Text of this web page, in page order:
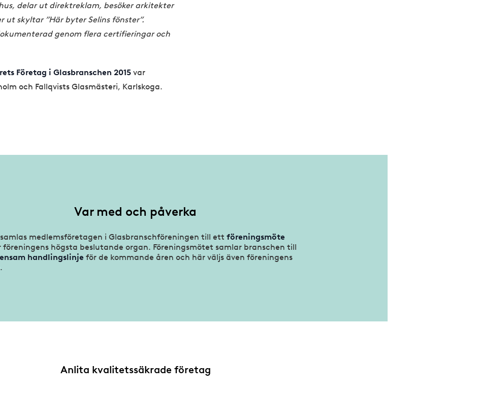
delar ut direktreklam, besöker arkitekter
skyltar ”Här byter Selins fönster”.
genom flera certifieringar och
Företag i Glasbranschen 2015 var
och Fallqvists Glasmästeri, Karlskoga.
Var med och påverka
medlemsföretagen i Glasbranschföreningen till ett föreningsmöte
föreningens högsta beslutande organ. Föreningsmötet samlar branschen till
handlingslinje för de kommande åren och här väljs även föreningens
Anlita kvalitetssäkrade företag